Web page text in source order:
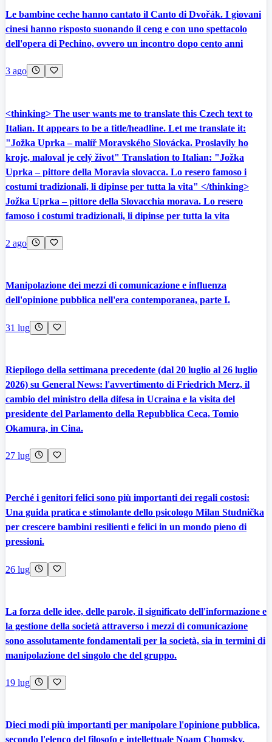
Le bambine ceche hanno cantato il Canto di Dvořák. I giovani
cinesi hanno risposto suonando il ceng e con uno spettacolo
dell'opera di Pechino, ovvero un incontro dopo cento anni
3 ago
<thinking> The user wants me to translate this Czech text to
Italian. It appears to be a title/headline. Let me translate it:
"Jožka Uprka – malíř Moravského Slovácka. Proslavily ho
kroje, maloval je celý život" Translation to Italian: "Jožka
Uprka – pittore della Moravia slovacca. Lo resero famoso i
costumi tradizionali, li dipinse per tutta la vita" </thinking>
Jožka Uprka – pittore della Slovacchia morava. Lo resero
famoso i costumi tradizionali, li dipinse per tutta la vita
2 ago
Manipolazione dei mezzi di comunicazione e influenza
dell'opinione pubblica nell'era contemporanea, parte I.
31 lug
Riepilogo della settimana precedente (dal 20 luglio al 26 luglio
2026) su General News: l'avvertimento di Friedrich Merz, il
cambio del ministro della difesa in Ucraina e la visita del
presidente del Parlamento della Repubblica Ceca, Tomio
Okamura, in Cina.
27 lug
Perché i genitori felici sono più importanti dei regali costosi:
Una guida pratica e stimolante dello psicologo Milan Studnička
per crescere bambini resilienti e felici in un mondo pieno di
pressioni.
26 lug
La forza delle idee, delle parole, il significato dell'informazione e
la gestione della società attraverso i mezzi di comunicazione
sono assolutamente fondamentali per la società, sia in termini di
manipolazione del singolo che del gruppo.
19 lug
Dieci modi più importanti per manipolare l'opinione pubblica,
secondo l'elenco del filosofo e intellettuale Noam Chomsky.